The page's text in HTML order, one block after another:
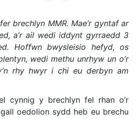
brechlyn MMR. Mae’r gyntaf ar
a’r ail wedi iddynt gyrraedd 3
Hoffwn bwysleisio hefyd, os
wedi methu unrhyw un o’r
rhy hwyr i chi eu derbyn am
cynnig y brechlyn fel rhan o’r
oedolion sydd heb eu brechu